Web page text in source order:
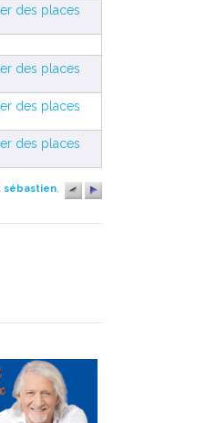
des places
des places
des places
des places
sébastien,